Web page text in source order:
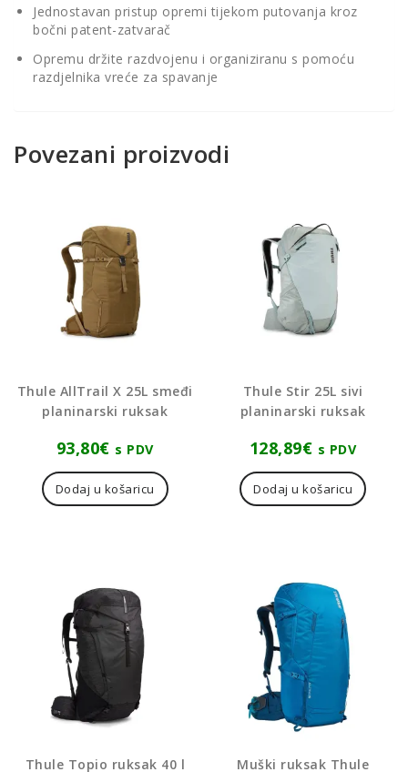
Jednostavan pristup opremi tijekom putovanja kroz
bočni patent-zatvarač
Opremu držite razdvojenu i organiziranu s pomoću
razdjelnika vreće za spavanje
Povezani proizvodi
Thule AllTrail X 25L smeđi
planinarski ruksak
93,80€ s PDV
Dodaj u košaricu
Thule Stir 25L sivi
planinarski ruksak
128,89€ s PDV
Dodaj u košaricu
Thule Topio ruksak 40 l Muški ruksak Thule